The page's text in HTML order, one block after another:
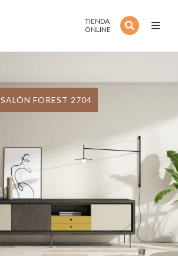
TIENDA
ONLINE
Inicio
SALÓN FOREST 2704